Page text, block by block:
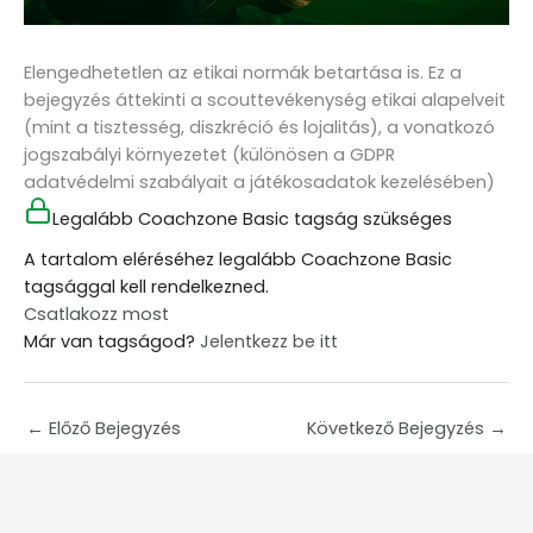
Elengedhetetlen az etikai normák betartása is. Ez a
bejegyzés áttekinti a scouttevékenység etikai alapelveit
(mint a tisztesség, diszkréció és lojalitás), a vonatkozó
jogszabályi környezetet (különösen a GDPR
adatvédelmi szabályait a játékosadatok kezelésében)
Legalább Coachzone Basic tagság szükséges
A tartalom eléréséhez legalább Coachzone Basic
tagsággal kell rendelkezned.
Csatlakozz most
Már van tagságod? Jelentkezz be itt
← Előző Bejegyzés Következő Bejegyzés →